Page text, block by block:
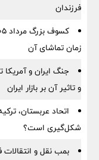
فرزندان
زمان تماشای آن
و تاثیر آن بر بازار ایران
اتحاد عربستان،
شکل‌گیری است؟
بمب نقل‌ و انتقالات